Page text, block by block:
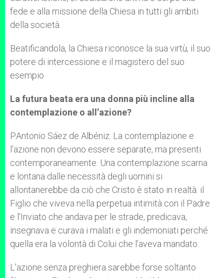
fede e alla missione della Chiesa in tutti gli ambiti
della società.
Beatificandola, la Chiesa riconosce la sua virtù, il suo
potere di intercessione e il magistero del suo
esempio.
La futura beata era una donna più incline alla
contemplazione o all’azione?
P.Antonio Sáez de Albéniz: La contemplazione e
l’azione non devono essere separate, ma presenti
contemporaneamente. Una contemplazione scarna
e lontana dalle necessità degli uomini si
allontanerebbe da ciò che Cristo è stato in realtà: il
Figlio che viveva nella perpetua intimità con il Padre
e l’Inviato che andava per le strade, predicava,
insegnava e curava i malati e gli indemoniati perché
quella era la volontà di Colui che l’aveva mandato.
L’azione senza preghiera sarebbe forse soltanto